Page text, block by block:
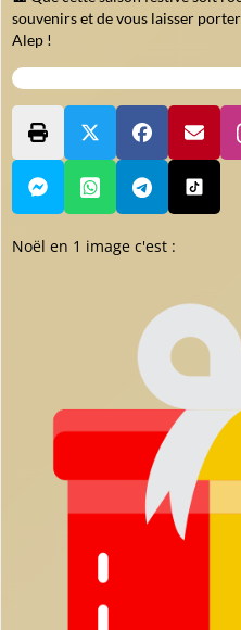
souvenirs et de vous laisser
Alep !
Noël en 1 image c'est :